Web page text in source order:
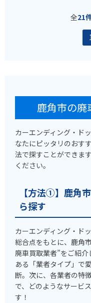
全21
鹿角市の廃
カーエンディング・ド
なたにピッタリのおす
法で探すことができま
ください。
【方法①】鹿角
ら探す
カーエンディング・ド
総合点をもとに、鹿角
廃車買取業者”をご紹
ある「業者タイプ」で
断。次に、各業者の特
で、どのようなサービ
す！